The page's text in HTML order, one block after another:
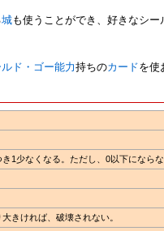
城も使うことができ、好きなシー
ド・ゴー能力持ちのカードを使
1少なくなる。ただし、0以下にならな
きければ、破壊されない。